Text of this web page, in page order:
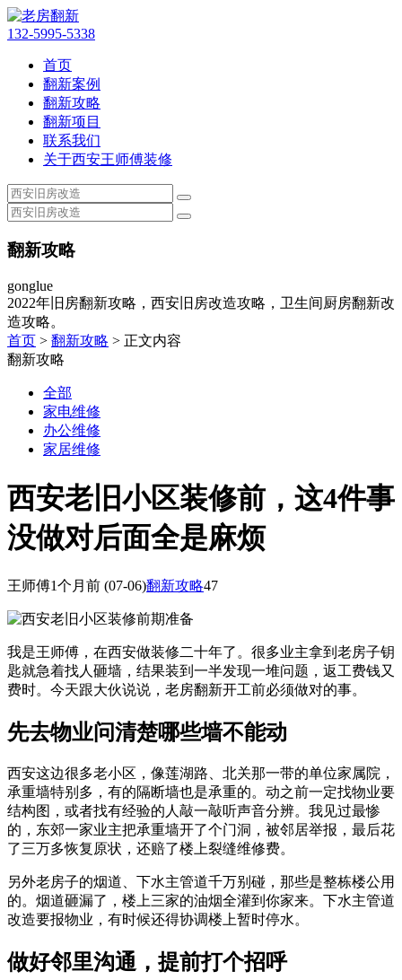
132-5995-5338
首页
翻新案例
翻新攻略
翻新项目
联系我们
关于西安王师傅装修
翻新攻略
gonglue
2022年旧房翻新攻略，西安旧房改造攻略，卫生间厨房翻新改
造攻略。
首页 > 翻新攻略 > 正文内容
翻新攻略
全部
家电维修
办公维修
家居维修
西安老旧小区装修前，这4件事
没做对后面全是麻烦
王师傅1个月前 (07-06)翻新攻略47
我是王师傅，在西安做装修二十年了。很多业主拿到老房子钥
匙就急着找人砸墙，结果装到一半发现一堆问题，返工费钱又
费时。今天跟大伙说说，老房翻新开工前必须做对的事。
先去物业问清楚哪些墙不能动
西安这边很多老小区，像莲湖路、北关那一带的单位家属院，
承重墙特别多，有的隔断墙也是承重的。动之前一定找物业要
结构图，或者找有经验的人敲一敲听声音分辨。我见过最惨
的，东郊一家业主把承重墙开了个门洞，被邻居举报，最后花
了三万多恢复原状，还赔了楼上裂缝维修费。
另外老房子的烟道、下水主管道千万别碰，那些是整栋楼公用
的。烟道砸漏了，楼上三家的油烟全灌到你家来。下水主管道
改造要报物业，有时候还得协调楼上暂时停水。
做好邻里沟通，提前打个招呼